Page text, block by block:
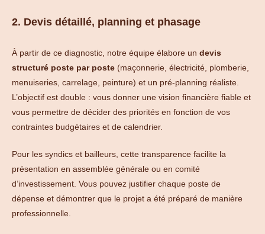
2. Devis détaillé, planning et phasage
À partir de ce diagnostic, notre équipe élabore un devis
structuré poste par poste (maçonnerie, électricité, plomberie,
menuiseries, carrelage, peinture) et un pré-planning réaliste.
L’objectif est double : vous donner une vision financière fiable et
vous permettre de décider des priorités en fonction de vos
contraintes budgétaires et de calendrier.
Pour les syndics et bailleurs, cette transparence facilite la
présentation en assemblée générale ou en comité
d’investissement. Vous pouvez justifier chaque poste de
dépense et démontrer que le projet a été préparé de manière
professionnelle.